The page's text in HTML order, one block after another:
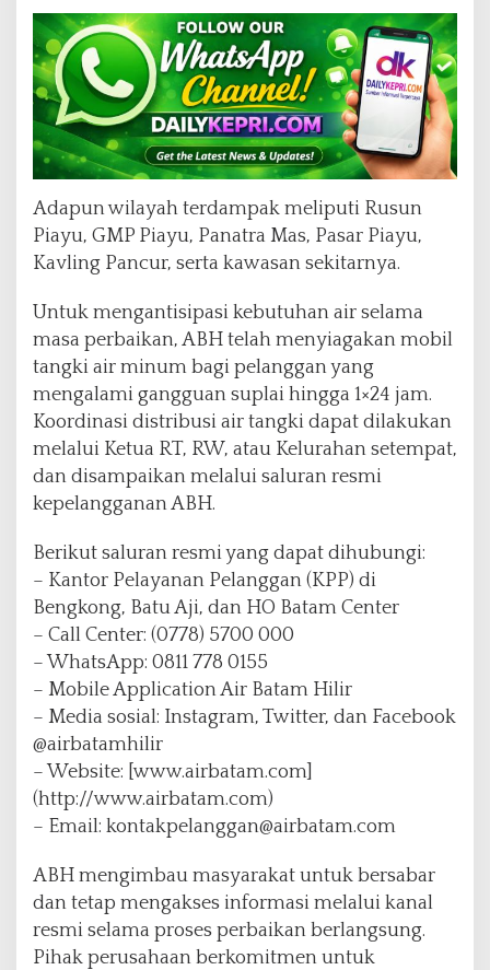
Adapun wilayah terdampak meliputi Rusun
Piayu, GMP Piayu, Panatra Mas, Pasar Piayu,
Kavling Pancur, serta kawasan sekitarnya.
Untuk mengantisipasi kebutuhan air selama
masa perbaikan, ABH telah menyiagakan mobil
tangki air minum bagi pelanggan yang
mengalami gangguan suplai hingga 1×24 jam.
Koordinasi distribusi air tangki dapat dilakukan
melalui Ketua RT, RW, atau Kelurahan setempat,
dan disampaikan melalui saluran resmi
kepelangganan ABH.
Berikut saluran resmi yang dapat dihubungi:
– Kantor Pelayanan Pelanggan (KPP) di
Bengkong, Batu Aji, dan HO Batam Center
– Call Center: (0778) 5700 000
– WhatsApp: 0811 778 0155
– Mobile Application Air Batam Hilir
– Media sosial: Instagram, Twitter, dan Facebook
@airbatamhilir
– Website: [www.airbatam.com]
(http://www.airbatam.com)
– Email: kontakpelanggan@airbatam.com
ABH mengimbau masyarakat untuk bersabar
dan tetap mengakses informasi melalui kanal
resmi selama proses perbaikan berlangsung.
Pihak perusahaan berkomitmen untuk